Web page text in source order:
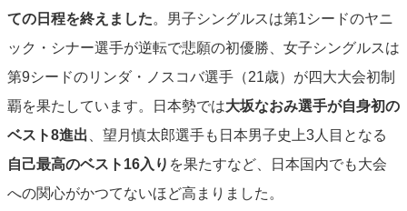
ての日程を終えました。男子シングルスは第1シードのヤニ
ック・シナー選手が逆転で悲願の初優勝、女子シングルスは
第9シードのリンダ・ノスコバ選手（21歳）が四大大会初制
覇を果たしています。日本勢では大坂なおみ選手が自身初の
ベスト8進出 、望月慎太郎選手も日本男子史上3人目となる
自己最高のベスト16入り を果たすなど、日本国内でも大会
への関心がかつてないほど高まりました。